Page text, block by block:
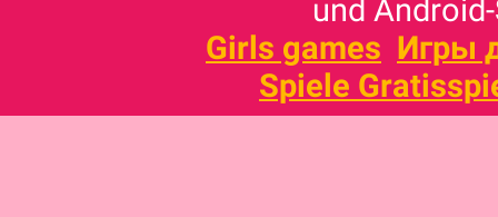
und
Girls games Игры
Spiele